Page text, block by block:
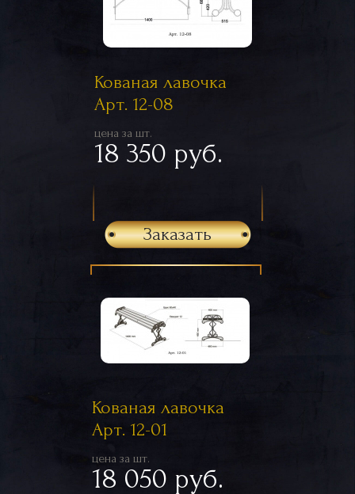
Кованая лавочка
Арт. 12-08
цена за шт.
18 350 руб.
Заказать
Кованая лавочка
Арт. 12-01
цена за шт.
18 050 руб.